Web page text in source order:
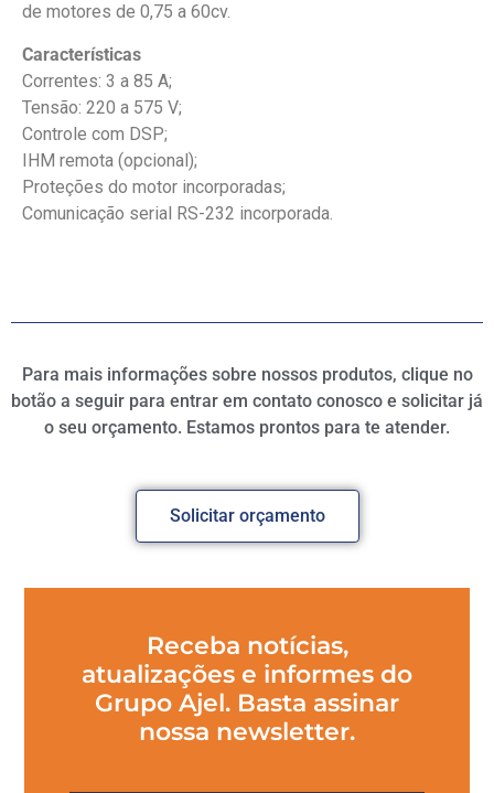
de motores de 0,75 a 60cv.
Características
Correntes: 3 a 85 A;
Tensão: 220 a 575 V;
Controle com DSP;
IHM remota (opcional);
Proteções do motor incorporadas;
Comunicação serial RS-232 incorporada.
Para mais informações sobre nossos produtos, clique no
botão a seguir para entrar em contato conosco e solicitar já
o seu orçamento. Estamos prontos para te atender.
Solicitar orçamento
Receba notícias,
atualizações e informes do
Grupo Ajel. Basta assinar
nossa newsletter.